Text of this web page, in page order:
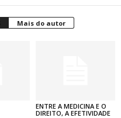
Mais do autor
ENTRE A MEDICINA E O
DIREITO, A EFETIVIDADE